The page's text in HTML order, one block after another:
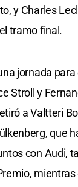
y Charles
tramo final.
jornada para
Stroll y
a Valtteri
que
con Audi,